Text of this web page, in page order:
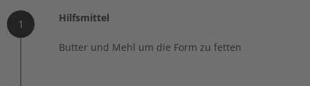
1 Hilfsmittel
Butter und Mehl um die Form zu fetten